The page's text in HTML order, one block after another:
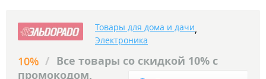
Товары для дома и дачи,
Электроника
10% / Все товары со скидкой 10% с
промокодом.